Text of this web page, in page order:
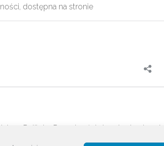
dostępna na stronie
Polityką Prywatności stosuje się